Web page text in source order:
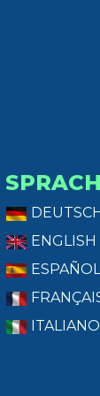
ENGLISH
ESPAÑOL
ITALIANO